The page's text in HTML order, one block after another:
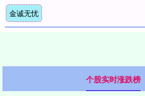
金诚无忧
个股实时涨跌榜